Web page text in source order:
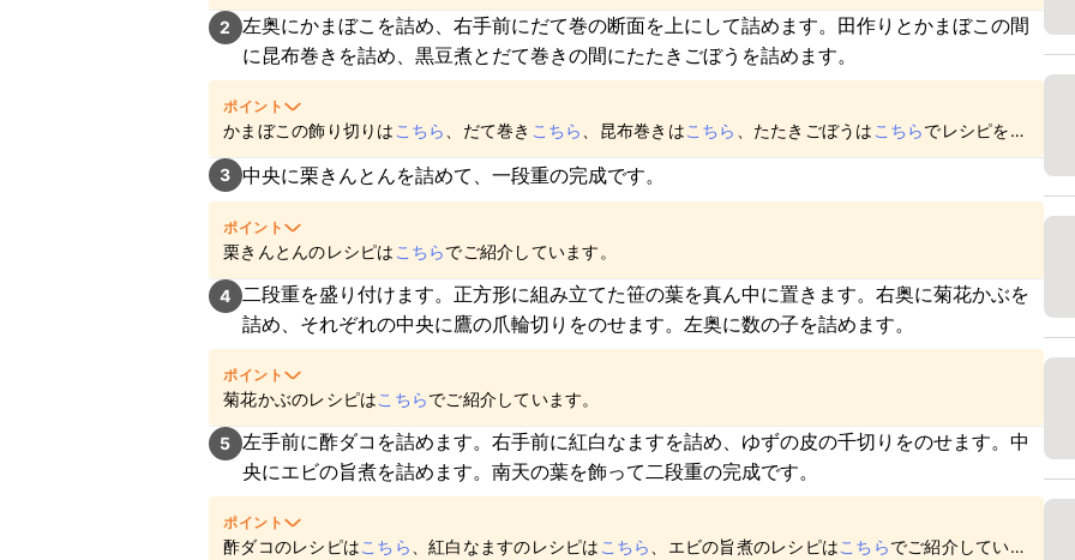
2
左奥にかまぼこを詰め、右手前にだて巻の断面を上にして詰めます。田作りとかまぼこの間
に昆布巻きを詰め、黒豆煮とだて巻きの間にたたきごぼうを詰めます。
ポイント
かまぼこの飾り切りは こちら 、だて巻き こちら 、昆布巻きはこちら 、たたきごぼうは こちらでレシピをご
紹介しています。
3 中央に栗きんとんを詰めて、一段重の完成です。
ポイント
栗きんとんのレシピは こちらでご紹介しています。
4 二段重を盛り付けます。正方形に組み立てた笹の葉を真ん中に置きます。右奥に菊花かぶを
詰め、それぞれの中央に鷹の爪輪切りをのせます。左奥に数の子を詰めます。
ポイント
菊花かぶのレシピはこちらでご紹介しています。
5 左手前に酢ダコを詰めます。右手前に紅白なますを詰め、ゆずの皮の千切りをのせます。中
央にエビの旨煮を詰めます。南天の葉を飾って二段重の完成です。
ポイント
酢ダコのレシピはこちら 、紅白なますのレシピは こちら 、エビの旨煮のレシピはこちらでご紹介していま